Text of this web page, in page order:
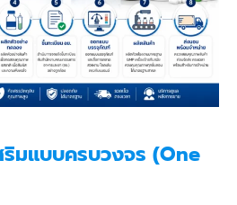
ริมแบบครบวงจร (One